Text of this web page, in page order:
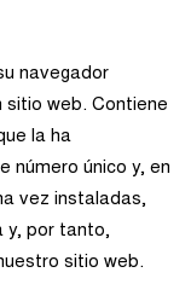
navegador
sitio web. Contiene
la ha
número único y, en
vez instaladas,
y, por tanto,
sitio web.